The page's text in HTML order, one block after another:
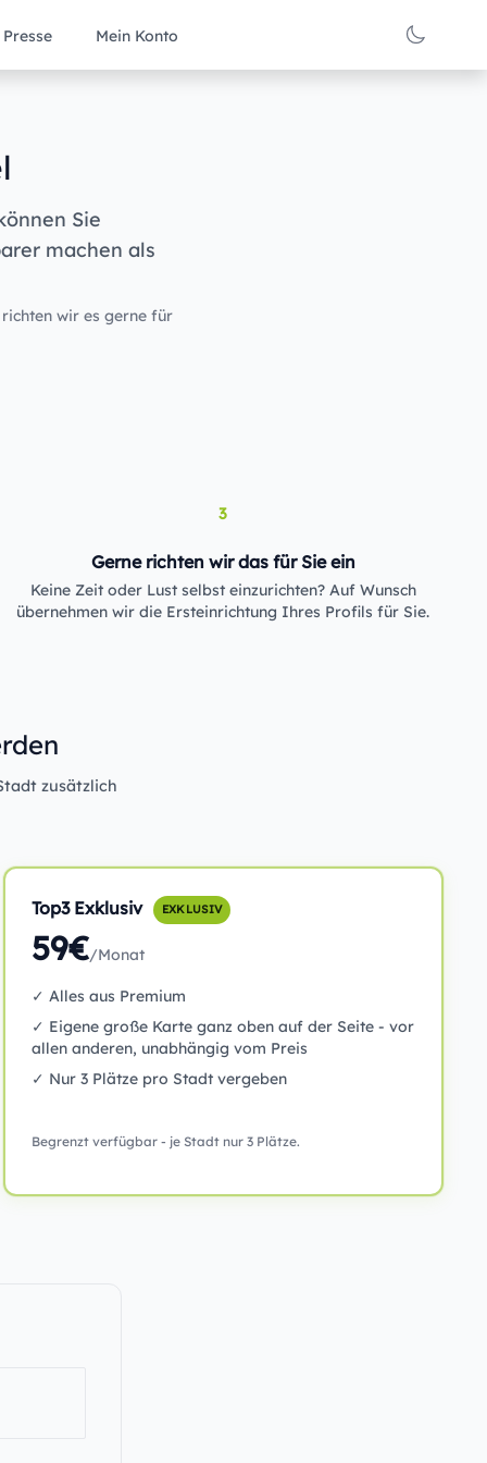
Presse Mein Konto
Sie
machen als
wir es gerne für
3
Gerne richten wir das für Sie ein
Keine Zeit oder Lust selbst einzurichten? Auf Wunsch
übernehmen wir die Ersteinrichtung Ihres Profils für Sie.
zusätzlich
Top3 Exklusiv EXKLUSIV
59€/Monat
✓ Alles aus Premium
✓ Eigene große Karte ganz oben auf der Seite - vor
allen anderen, unabhängig vom Preis
✓ Nur 3 Plätze pro Stadt vergeben
Begrenzt verfügbar - je Stadt nur 3 Plätze.